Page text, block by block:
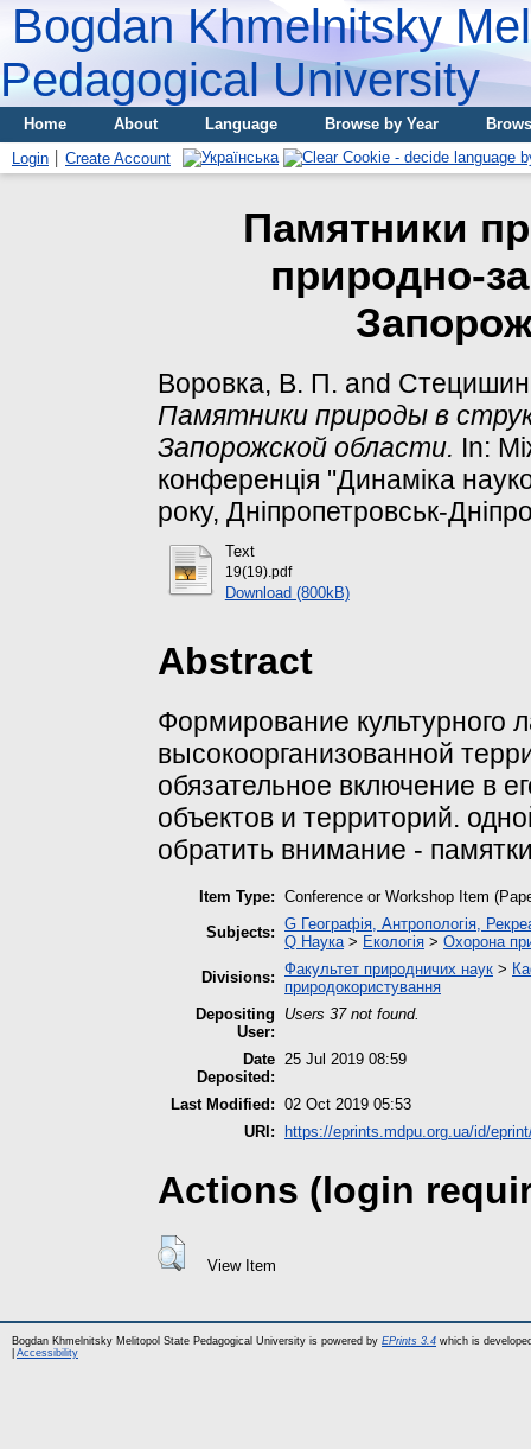
Bogdan Khmelnitsky
Pedagogical University
Home About Language Browse by Year
Login
Create Account
Памятники
природно-
Воровка, В. П. and
Памятники природы в
Запорожской области. In:
конференція "Динаміка
року, Дніпропетровськ-
Text
19(19).pdf
Download (800kB)
Abstract
Формирование культурного
высокоорганизованной
обязательное включение в
объектов и территорий.
обратить внимание -
Item Type: Conference or Workshop Item
Subjects: G Географія, Антропологія,
Q Наука> Екологія > Охорона
Divisions: Факультет природничих наук >
природокористування
Depositing
User:
Users 37 not found.
Date
Deposited:
25 Jul 2019 08:59
Last Modified: 02 Oct 2019 05:53
URI:
https://eprints.mdpu.org.ua/id/
Actions (login
View Item
Bogdan Khmelnitsky Melitopol State Pedagogical University is powered by EPrints 3.4 which is
Accessibility